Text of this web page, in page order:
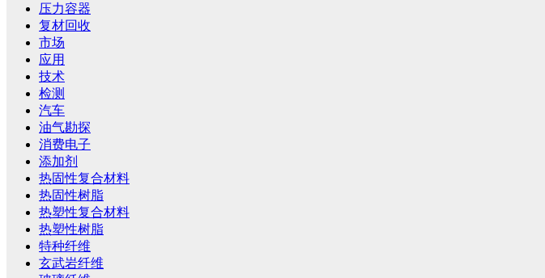
压力容器
复材回收
市场
应用
技术
检测
汽车
油气勘探
消费电子
添加剂
热固性复合材料
热固性树脂
热塑性复合材料
热塑性树脂
特种纤维
玄武岩纤维